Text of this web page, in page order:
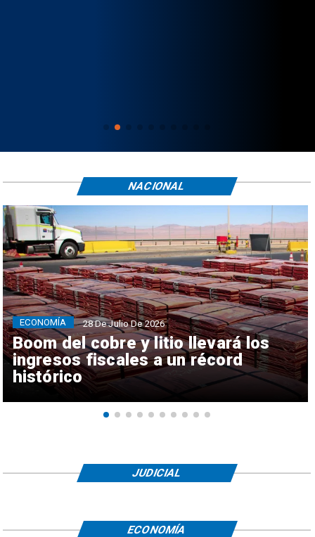
Boom del cobre y litio llevará los
ingresos fiscales a un récord
histórico
ECONOMÍA 28 De Julio De 2026
NACIONAL
JUDICIAL
ECONOMÍA